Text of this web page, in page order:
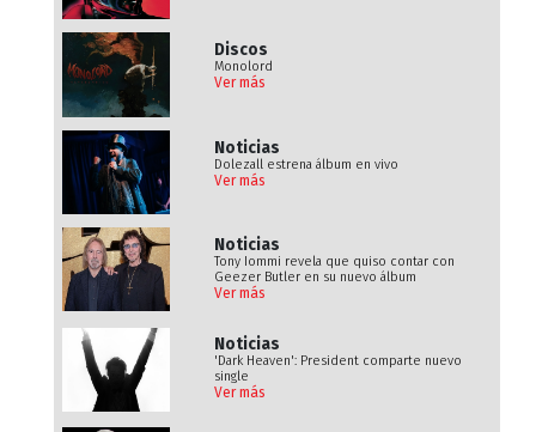
Discos
Monolord
Ver más
Noticias
Dolezall estrena álbum en vivo
Ver más
Noticias
Tony Iommi revela que quiso contar con
Geezer Butler en su nuevo álbum
Ver más
Noticias
'Dark Heaven': President comparte nuevo
single
Ver más